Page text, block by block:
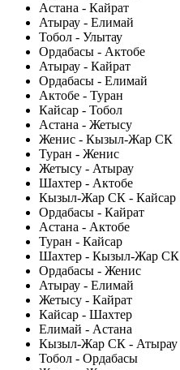
Астана - Кайрат
Атырау - Елимай
Тобол - Улытау
Ордабасы - Актобе
Атырау - Кайрат
Ордабасы - Елимай
Актобе - Туран
Кайсар - Тобол
Астана - Жетысу
Женис - Кызыл-Жар СК
Туран - Женис
Жетысу - Атырау
Шахтер - Актобе
Кызыл-Жар СК - Кайсар
Ордабасы - Кайрат
Астана - Актобе
Туран - Кайсар
Шахтер - Кызыл-Жар СК
Ордабасы - Женис
Атырау - Елимай
Жетысу - Кайрат
Кайсар - Шахтер
Елимай - Астана
Кызыл-Жар СК - Атырау
Тобол - Ордабасы